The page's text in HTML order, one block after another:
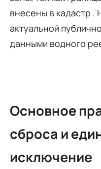
внесены в кадастр .
актуальной
данными водного
Основное
сброса и
исключение